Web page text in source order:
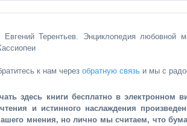
Терентьев. Энциклопедия любовной
к нам через обратную связь и мы с
здесь книги бесплатно в электронном
и истинного наслаждения
мнения, но лично мы считаем, что